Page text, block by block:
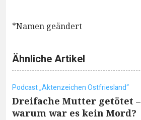
*Namen geändert
Ähnliche Artikel
Podcast „Aktenzeichen Ostfriesland“
Dreifache Mutter getötet –
warum war es kein Mord?